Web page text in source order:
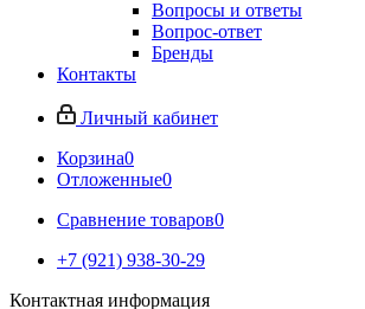
Вопросы и ответы
Вопрос-ответ
Бренды
Контакты
Личный кабинет
Корзина0
Отложенные0
Сравнение товаров0
+7 (921) 938-30-29
Контактная информация